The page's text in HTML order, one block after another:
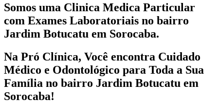
Somos uma Clinica Medica Particular
com Exames Laboratoriais no bairro
Jardim Botucatu em Sorocaba.
Na Pró Clínica, Você encontra Cuidado
Médico e Odontológico para Toda a Sua
Família no bairro Jardim Botucatu em
Sorocaba!